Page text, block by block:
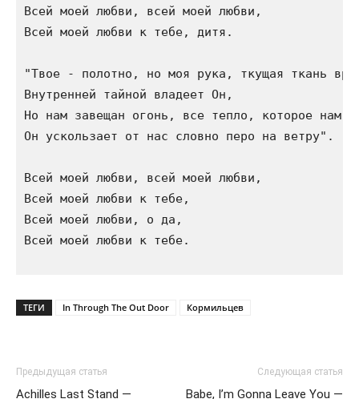
Всей моей любви, всей моей любви,
Всей моей любви к тебе, дитя.
"Твое - полотно, но моя рука, ткущая ткань
Внутренней тайной владеет Он,
Но нам завещан огонь, все тепло, которое нам
Он ускользает от нас словно перо на ветру".
Всей моей любви, всей моей любви,
Всей моей любви к тебе,
Всей моей любви, о да,
Всей моей любви к тебе.
ТЕГИ In Through The Out Door Кормильцев
Предыдущая статья
Achilles Last Stand —
Следующая статья
Babe, I’m Gonna Leave You —